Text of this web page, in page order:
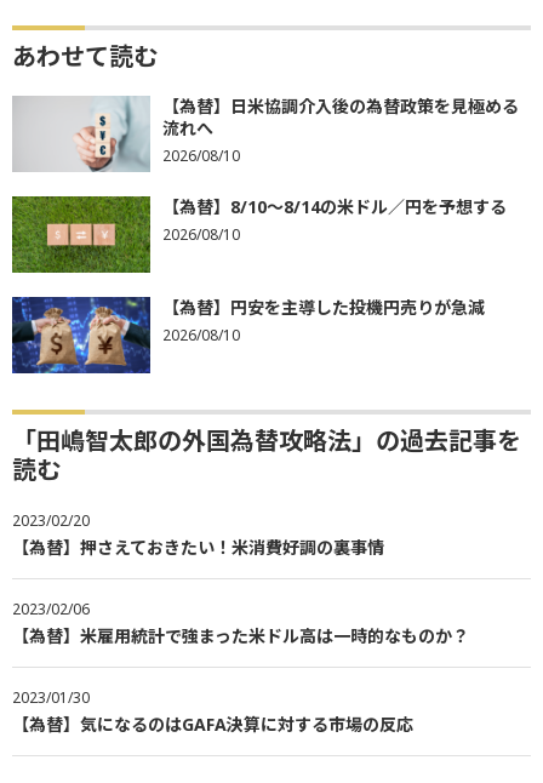
あわせて読む
【為替】日米協調介入後の為替政策を見極める
流れへ
2026/08/10
【為替】8/10～8/14の米ドル／円を予想する
2026/08/10
【為替】円安を主導した投機円売りが急減
2026/08/10
「田嶋智太郎の外国為替攻略法」の過去記事を
読む
2023/02/20
【為替】押さえておきたい！米消費好調の裏事情
2023/02/06
【為替】米雇用統計で強まった米ドル高は一時的なものか？
2023/01/30
【為替】気になるのはGAFA決算に対する市場の反応